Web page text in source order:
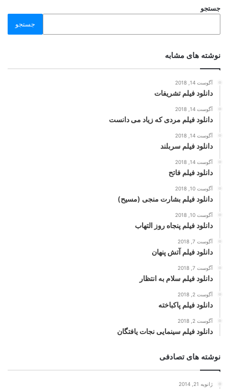
جستجو
جستجو
نوشته های مشابه
آگوست 14, 2018
دانلود فیلم تشریفات
آگوست 14, 2018
دانلود فیلم مردی که زیاد می دانست
آگوست 14, 2018
دانلود فیلم سربلند
آگوست 14, 2018
دانلود فیلم فاتح
آگوست 10, 2018
دانلود فیلم بشارت منجی (مسیح)
آگوست 10, 2018
دانلود فیلم پنجاه روز التهاب
آگوست 7, 2018
دانلود فیلم آتش پنهان
آگوست 7, 2018
دانلود فیلم سلام به انتظار
آگوست 2, 2018
دانلود فیلم پاکباخته
آگوست 2, 2018
دانلود فیلم سینمایی نجات یافتگان
نوشته های تصادفی
ژانویه 21, 2014